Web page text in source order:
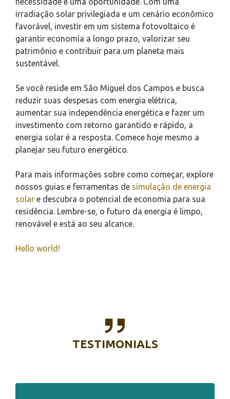
irradiação solar privilegiada e um cenário econômico
favorável, investir em um sistema fotovoltaico é
garantir economia a longo prazo, valorizar seu
patrimônio e contribuir para um planeta mais
sustentável.
Se você reside em São Miguel dos Campos e busca
reduzir suas despesas com energia elétrica,
aumentar sua independência energética e fazer um
investimento com retorno garantido e rápido, a
energia solar é a resposta. Comece hoje mesmo a
planejar seu futuro energético.
Para mais informações sobre como começar, explore
nossos guias e ferramentas de simulação de energia
solar e descubra o potencial de economia para sua
residência. Lembre-se, o futuro da energia é limpo,
renovável e está ao seu alcance.
Hello world!
TESTIMONIALS